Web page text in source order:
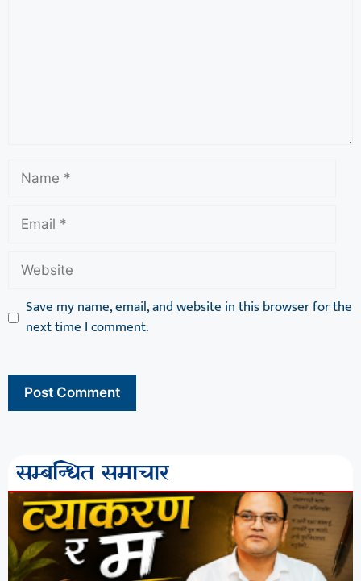
Save my name, email, and website in this browser for the
next time I comment.
सम्बन्धित समाचार